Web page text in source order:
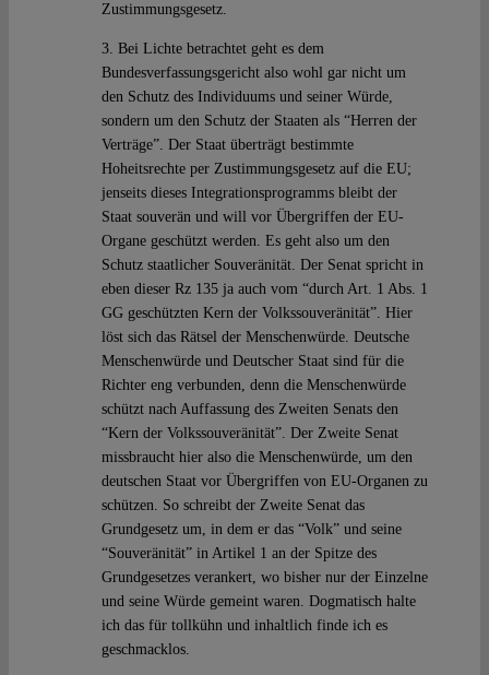
Zustimmungsgesetz.
3. Bei Lichte betrachtet geht es dem
Bundesverfassungsgericht also wohl gar nicht um
den Schutz des Individuums und seiner Würde,
sondern um den Schutz der Staaten als “Herren der
Verträge”. Der Staat überträgt bestimmte
Hoheitsrechte per Zustimmungsgesetz auf die EU;
jenseits dieses Integrationsprogramms bleibt der
Staat souverän und will vor Übergriffen der EU-
Organe geschützt werden. Es geht also um den
Schutz staatlicher Souveränität. Der Senat spricht in
eben dieser Rz 135 ja auch vom “durch Art. 1 Abs. 1
GG geschützten Kern der Volkssouveränität”. Hier
löst sich das Rätsel der Menschenwürde. Deutsche
Menschenwürde und Deutscher Staat sind für die
Richter eng verbunden, denn die Menschenwürde
schützt nach Auffassung des Zweiten Senats den
“Kern der Volkssouveränität”. Der Zweite Senat
missbraucht hier also die Menschenwürde, um den
deutschen Staat vor Übergriffen von EU-Organen zu
schützen. So schreibt der Zweite Senat das
Grundgesetz um, in dem er das “Volk” und seine
“Souveränität” in Artikel 1 an der Spitze des
Grundgesetzes verankert, wo bisher nur der Einzelne
und seine Würde gemeint waren. Dogmatisch halte
ich das für tollkühn und inhaltlich finde ich es
geschmacklos.